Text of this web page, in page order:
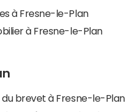
à Fresne-le-Plan
à Fresne-le-Plan
du brevet à Fresne-le-Plan